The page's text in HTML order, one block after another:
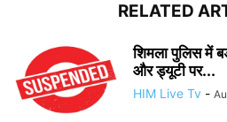
RELATED
शिमला पुलिस में
और ड्यूटी पर...
HIM Live Tv -